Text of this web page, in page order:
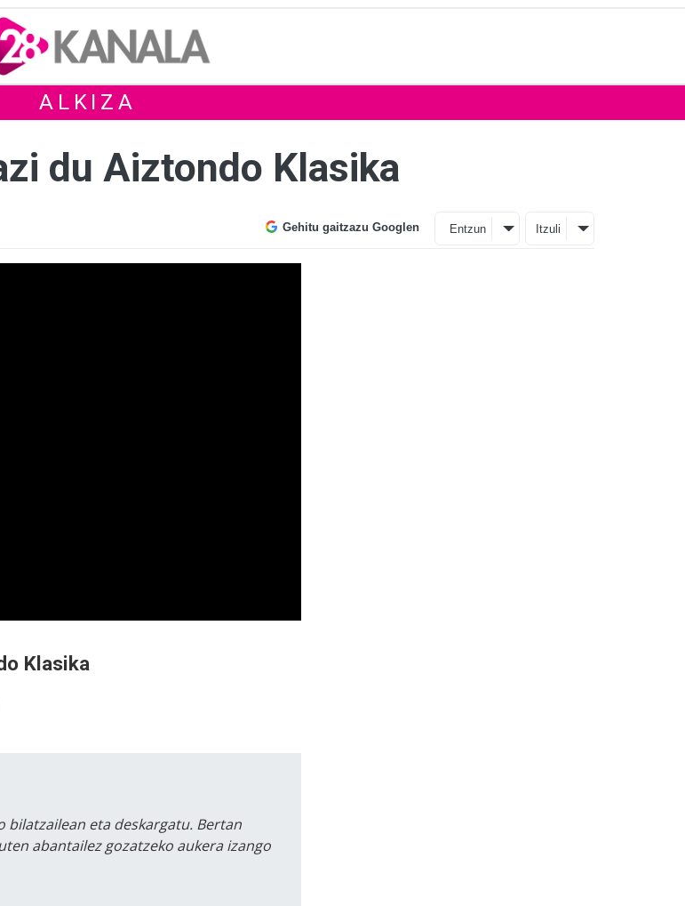
ALKIZA
du Aiztondo Klasika
Gehitu gaitzazu Googlen Entzun Itzuli
Klasika
bilatzailean eta deskargatu. Bertan
abantailez gozatzeko aukera izango